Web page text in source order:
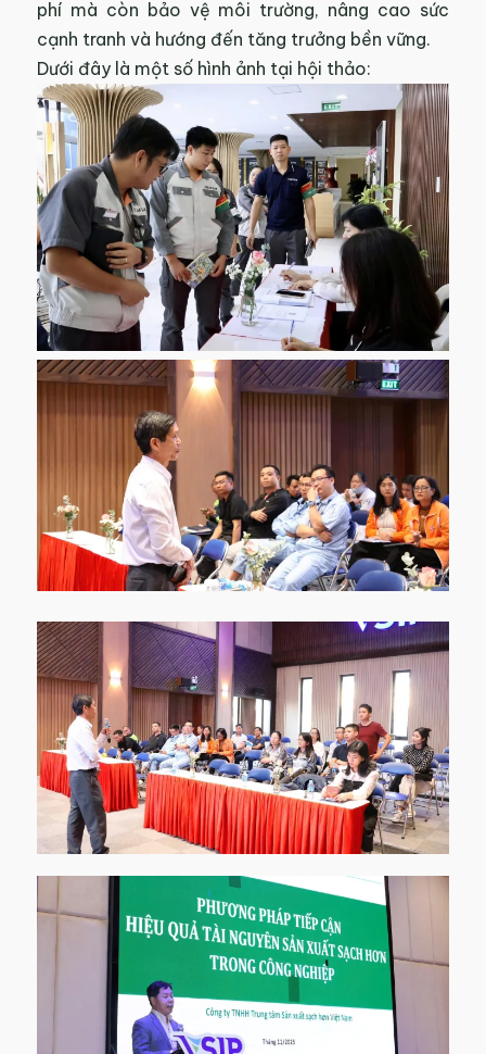
phí mà còn bảo vệ môi trường, nâng cao sức
cạnh tranh và hướng đến tăng trưởng bền vững.
Dưới đây là một số hình ảnh tại hội thảo: